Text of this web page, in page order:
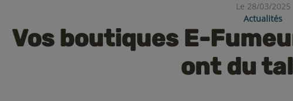
Le 28/03/2025
Actualités
Vos boutiques E-
ont du